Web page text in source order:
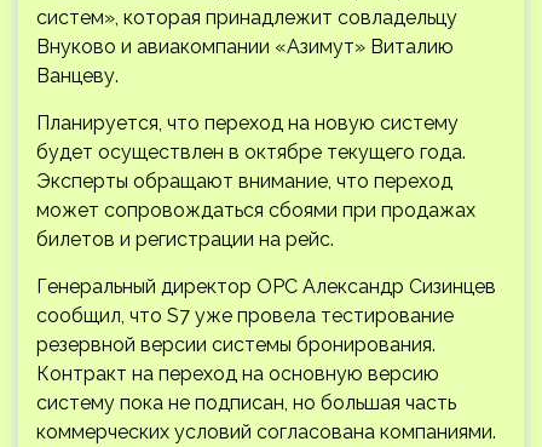
систем», которая принадлежит совладельцу
Внуково и авиакомпании «Азимут» Виталию
Ванцеву.
Планируется, что переход на новую систему
будет осуществлен в октябре текущего года.
Эксперты обращают внимание, что переход
может сопровождаться сбоями при продажах
билетов и регистрации на рейс.
Генеральный директор ОРС Александр Сизинцев
сообщил, что S7 уже провела тестирование
резервной версии системы бронирования.
Контракт на переход на основную версию
систему пока не подписан, но большая часть
коммерческих условий согласована компаниями.